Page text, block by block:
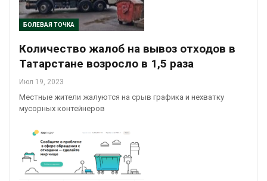
БОЛЕВАЯ ТОЧКА
Количество жалоб на вывоз отходов в
Татарстане возросло в 1,5 раза
Июл 19, 2023
Местные жители жалуются на срыв графика и нехватку
мусорных контейнеров